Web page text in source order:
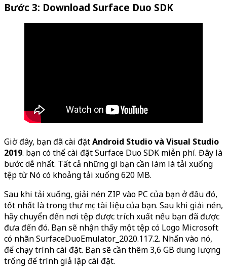
Bước 3: Download Surface Duo SDK
Giờ đây, bạn đã cài đặtAndroid Studio và Visual Studio
2019. bạn có thể cài đặt Surface Duo SDK miễn phí. Đây là
bước dễ nhất. Tất cả những gì bạn cần làm là tải xuống
tệp từNó có khoảng tải xuống 620 MB.
Sau khi tải xuống, giải nén ZIP vào PC của bạn ở đâu đó,
tốt nhất là trong thư mục tài liệu của bạn. Sau khi giải nén,
hãy chuyển đến nơi tệp được trích xuất nếu bạn đã được
đưa đến đó. Bạn sẽ nhận thấy một tệp có Logo Microsoft
có nhãn SurfaceDuoEmulator_2020.117.2. Nhấn vào nó,
để chạy trình cài đặt. Bạn sẽ cần thêm 3,6 GB dung lượng
trống để trình giả lập cài đặt.